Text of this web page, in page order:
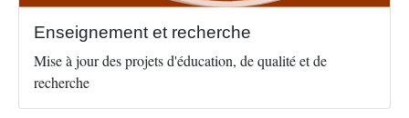
Enseignement et recherche
Mise à jour des projets d'éducation, de qualité et de
recherche